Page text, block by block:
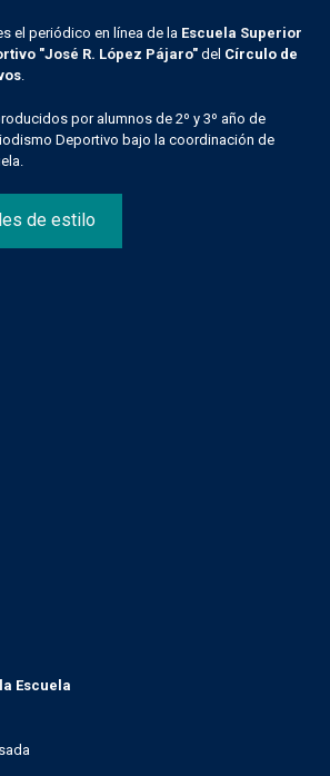
el periódico en línea de la Escuela Superior
"José R. López Pájaro" del Círculo de
por alumnos de 2º y 3º año de
Deportivo bajo la coordinación de
de estilo
Escuela